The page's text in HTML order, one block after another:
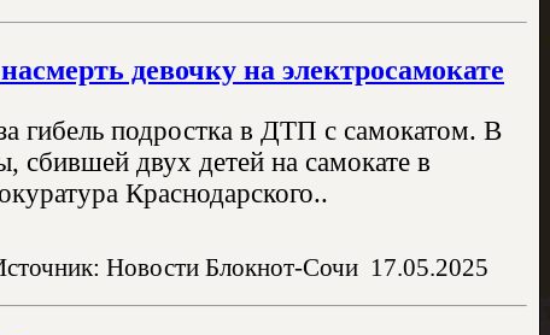
девочку на электросамокате
гибель подростка в ДТП с самокатом. В
сбившей двух детей на самокате в
Краснодарского..
Новости Блокнот-Сочи 17.05.2025